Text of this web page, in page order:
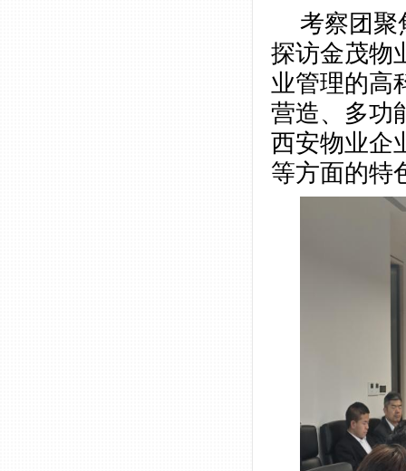
考察团聚
探访金茂物
业管理的高
营造、多功
西安物业企
等方面的特